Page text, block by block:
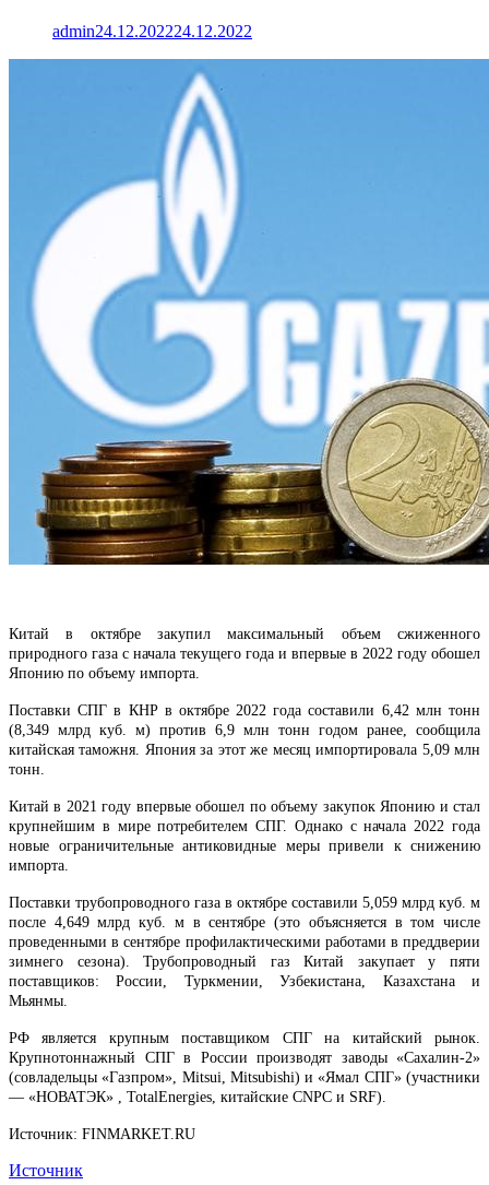
admin24.12.202224.12.2022
Китай в октябре закупил максимальный объем сжиженного
природного газа с начала текущего года и впервые в 2022 году обошел
Японию по объему импорта.
Поставки СПГ в КНР в октябре 2022 года составили 6,42 млн тонн
(8,349 млрд куб. м) против 6,9 млн тонн годом ранее, сообщила
китайская таможня. Япония за этот же месяц импортировала 5,09 млн
тонн.
Китай в 2021 году впервые обошел по объему закупок Японию и стал
крупнейшим в мире потребителем СПГ. Однако с начала 2022 года
новые ограничительные антиковидные меры привели к снижению
импорта.
Поставки трубопроводного газа в октябре составили 5,059 млрд куб. м
после 4,649 млрд куб. м в сентябре (это объясняется в том числе
проведенными в сентябре профилактическими работами в преддверии
зимнего сезона). Трубопроводный газ Китай закупает у пяти
поставщиков: России, Туркмении, Узбекистана, Казахстана и
Мьянмы.
РФ является крупным поставщиком СПГ на китайский рынок.
Крупнотоннажный СПГ в России производят заводы «Сахалин-2»
(совладельцы «Газпром», Mitsui, Mitsubishi) и «Ямал СПГ» (участники
— «НОВАТЭК» , TotalEnergies, китайские CNPC и SRF).
Источник: FINMARKET.RU
Источник